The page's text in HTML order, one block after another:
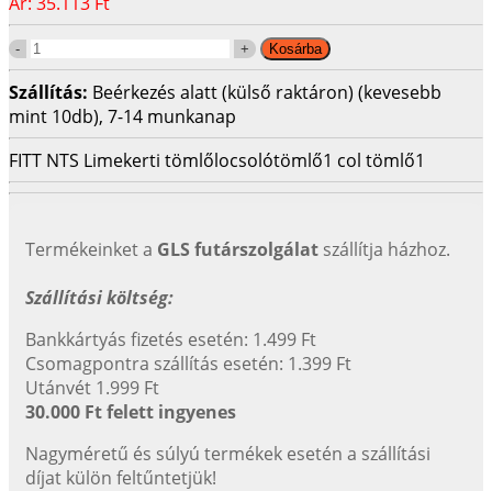
Szállítás: Beérkezés alatt (külső raktáron) (kevesebb
mint 10db), 7-14 munkanap
FITT NTS Limekerti tömlőlocsolótömlő1 col tömlő1
Termékeinket a GLS futárszolgálat szállítja házhoz.
Szállítási költség:
Bankkártyás fizetés esetén: 1.499 Ft
Csomagpontra szállítás esetén: 1.399 Ft
Utánvét 1.999 Ft
30.000 Ft felett ingyenes
Nagyméretű és súlyú termékek esetén a szállítási
díjat külön feltűntetjük!